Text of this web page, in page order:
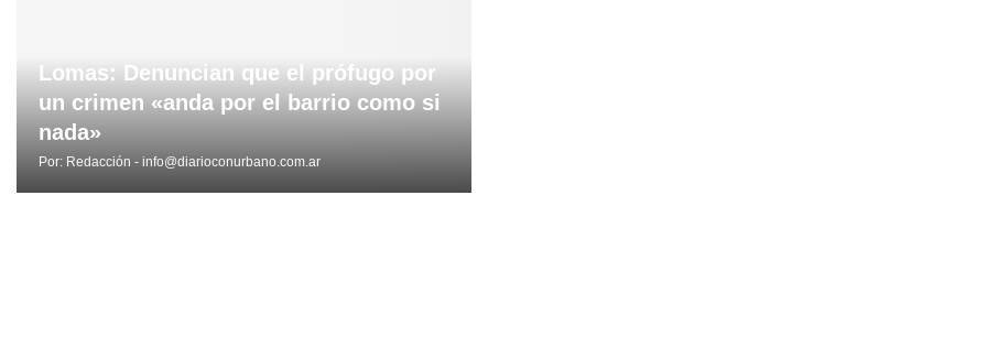
Lomas: Denuncian que el prófugo por
un crimen «anda por el barrio como si
nada»
Por: Redacción - info@diarioconurbano.com.ar